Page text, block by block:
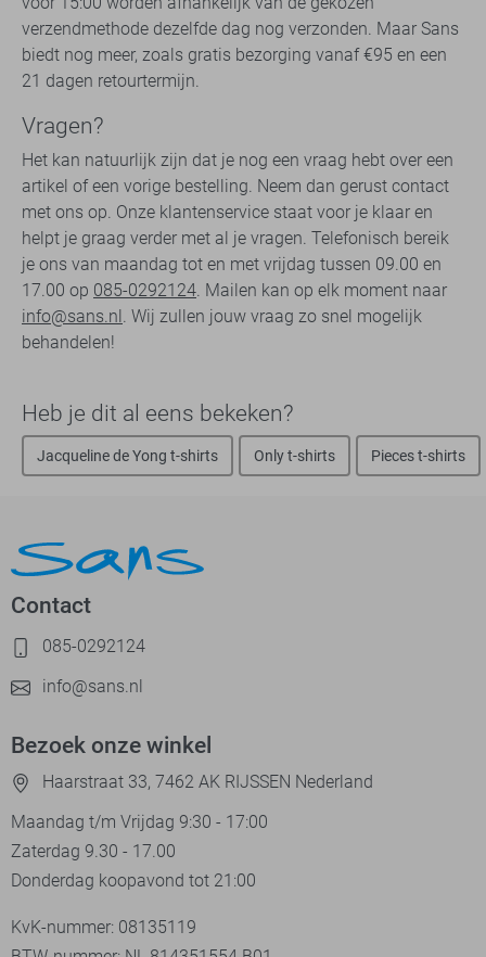
verzendmethode dezelfde dag nog verzonden. Maar Sans
biedt nog meer, zoals gratis bezorging vanaf €95 en een
21 dagen retourtermijn.
Vragen?
Het kan natuurlijk zijn dat je nog een vraag hebt over een
artikel of een vorige bestelling. Neem dan gerust contact
met ons op. Onze klantenservice staat voor je klaar en
helpt je graag verder met al je vragen. Telefonisch bereik
je ons van maandag tot en met vrijdag tussen 09.00 en
17.00 op 085-0292124. Mailen kan op elk moment naar
info@sans.nl. Wij zullen jouw vraag zo snel mogelijk
behandelen!
Heb je dit al eens bekeken?
Jacqueline de Yong t-shirts Only t-shirts Pieces t-shirts
Contact
085-0292124
info@sans.nl
Bezoek onze winkel
Haarstraat 33, 7462 AK RIJSSEN Nederland
Maandag t/m Vrijdag 9:30 - 17:00
Zaterdag 9.30 - 17.00
Donderdag koopavond tot 21:00
KvK-nummer: 08135119